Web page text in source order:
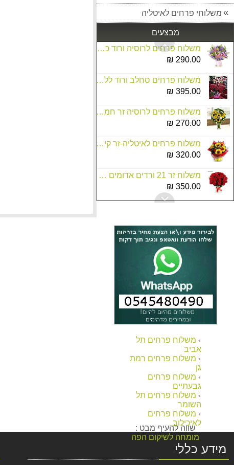
משלוחי פרחים לאיטליה
מבצעים
זר מתוק פרלינים ופנינים
משלוח פרחים לרוסיה ורוד כפרי חייגו 037513618
290.00 ₪
משלוח פרחים סחלב ורוד ללונדון-חייגו 037513618
395.00 ₪
משלוח פרחים לרוסיה זר חמניות חייגו 037513618
270.00 ₪
משלוח פרחים לאיטליה-זר קייצי
320.00 ₪
משלוח זר 21 ורדים אדומים לרוסיה חייגו 037513618
350.00 ₪
משלוח זר פרחים צבעוני לרוסיה
משלוח פרחים לניו יורק מהיום להיום
משלוח פרחים לאיטליה זר כפרי
150.00 ₪
290.00 ₪
395.00 ₪
270.00 ₪
משלוח פרחים לאיטליה-זר קייצי
משלוח פרחים תל
אביב
משלוח פרחים רמת
גן
משלוח פרחים
גבעתיים
משלוח פרחים תל
השומר
משלוח פרחים
לאיכילוב
שווה להעיף מבט :
מומחה לשיקום הפה
מידע כללי